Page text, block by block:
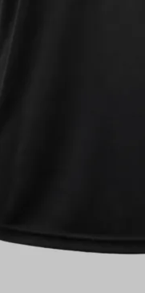
Retours Sous 90 Jours